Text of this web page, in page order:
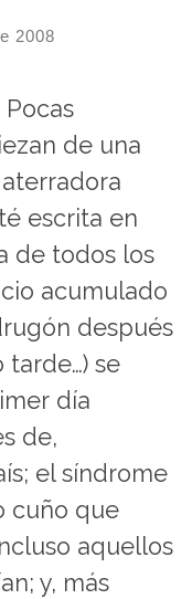
2008
de una
escrita en
de todos los
acumulado
después
tarde…) se
día
de,
el síndrome
cuño que
aquellos
y, más